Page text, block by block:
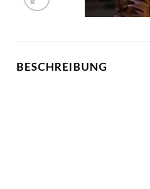
BESCHREIBUNG